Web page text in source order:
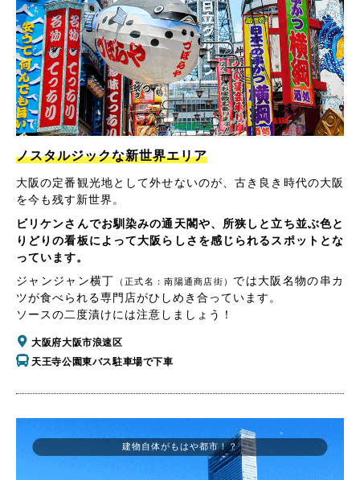
ノスタルジックな新世界エリア
大阪の定番観光地として外せないのが、古き良き時代の大阪
を今も残す新世界。
ビリケンさんでお馴染みの通天閣や、所狭しと立ち並ぶ色と
りどりの看板によって大阪らしさを感じられるスポットとな
っています。
ジャンジャン横丁
（正式名：南陽通商店街） では大阪名物の串カ
ツが食べられる専門店がひしめき合っています。
ソースの二度漬けには注意しましょう！
大阪府大阪市浪速区
天王寺公園東バス駐車場で下車
建物自体がもはや都市！？